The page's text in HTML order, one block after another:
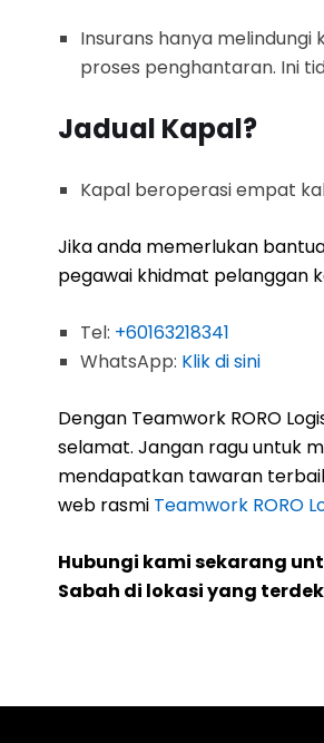
Insurans hanya
proses penghantaran. Ini
Jadual Kapal?
Kapal beroperasi empat
Jika anda memerlukan
pegawai khidmat pelanggan
Tel: +60163218341
WhatsApp: Klik di sini
Dengan Teamwork RORO
selamat. Jangan ragu untuk
mendapatkan tawaran
web rasmi Teamwork RORO
Hubungi kami sekarang
Sabah di lokasi yang